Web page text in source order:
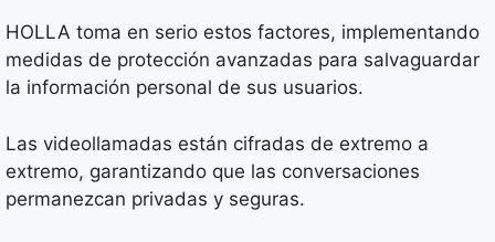
HOLLA toma en serio estos factores, implementando
medidas de protección avanzadas para salvaguardar
la información personal de sus usuarios.
Las videollamadas están cifradas de extremo a
extremo, garantizando que las conversaciones
permanezcan privadas y seguras.